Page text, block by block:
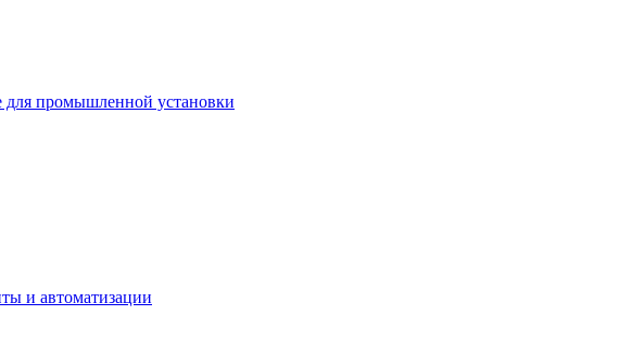
для промышленной установки
и автоматизации